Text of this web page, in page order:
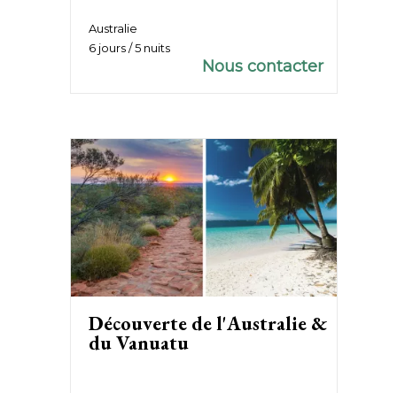
Australie
6 jours / 5 nuits
Nous contacter
Découverte de l'Australie &
du Vanuatu